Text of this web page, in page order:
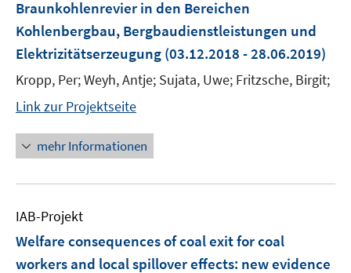
Braunkohlenrevier in den Bereichen
Kohlenbergbau, Bergbaudienstleistungen und
Elektrizitätserzeugung (03.12.2018 - 28.06.2019)
Kropp, Per; Weyh, Antje; Sujata, Uwe; Fritzsche, Birgit;
Link zur Projektseite
mehr Informationen
IAB-Projekt
Welfare consequences of coal exit for coal
workers and local spillover effects: new evidence